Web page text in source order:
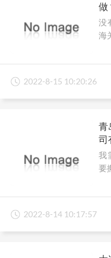
做
没
海
2022-8-15 10:20:26
青
司
我
要
2022-8-14 10:17:57